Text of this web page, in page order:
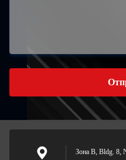
Зона B, Bldg. 8,